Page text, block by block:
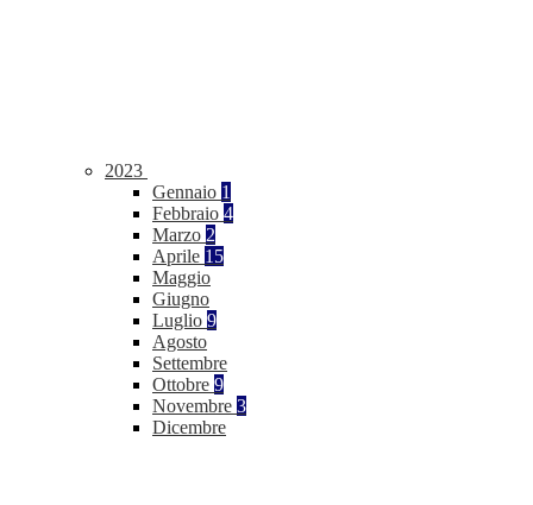
2023
Gennaio 1
Febbraio 4
Marzo 2
Aprile 15
Maggio
Giugno
Luglio 9
Agosto
Settembre
Ottobre 9
Novembre 3
Dicembre